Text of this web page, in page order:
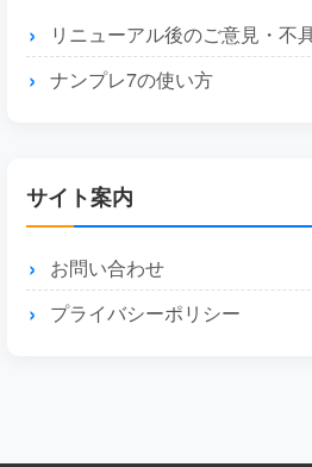
リニューアル後のご意見・不
ナンプレ7の使い方
サイト案内
お問い合わせ
プライバシーポリシー